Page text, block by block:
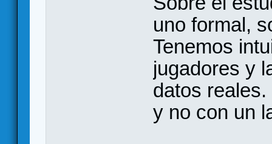
uno formal,
Tenemos
jugadores y
datos
y no con un